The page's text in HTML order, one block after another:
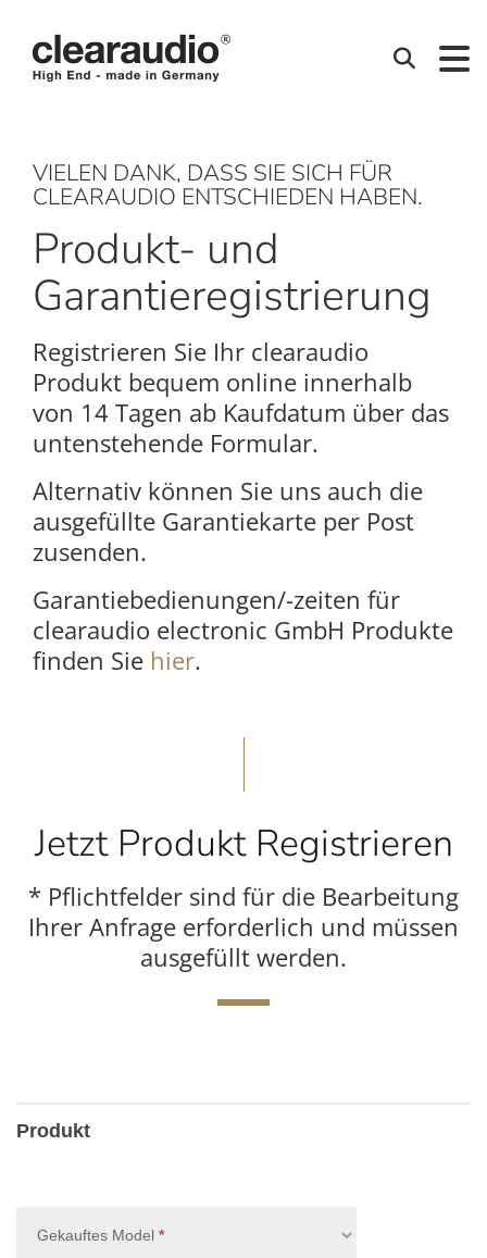
Suchen
VIELEN DANK, DASS SIE SICH FÜR
CLEARAUDIO ENTSCHIEDEN HABEN.
Produkt- und
Garantieregistrierung
Registrieren Sie Ihr clearaudio
Produkt bequem online innerhalb
von 14 Tagen ab Kaufdatum über das
untenstehende Formular.
Alternativ können Sie uns auch die
ausgefüllte Garantiekarte per Post
zusenden.
Garantiebedienungen/-zeiten für
clearaudio electronic GmbH Produkte
finden Sie hier.
Jetzt Produkt Registrieren
* Pflichtfelder sind für die Bearbeitung
Ihrer Anfrage erforderlich und müssen
ausgefüllt werden.
Produkt
Gekauftes Model *, erforderlich